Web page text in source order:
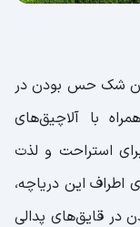
شک حس بودن در
با آلاچیق‌های
استراحت و لذت
اطراف این دریاچه،
در قایق‌های پدالی